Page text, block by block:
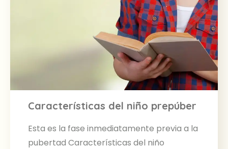
Características del niño prepúber
Esta es la fase inmediatamente previa a la
pubertad Características del niño